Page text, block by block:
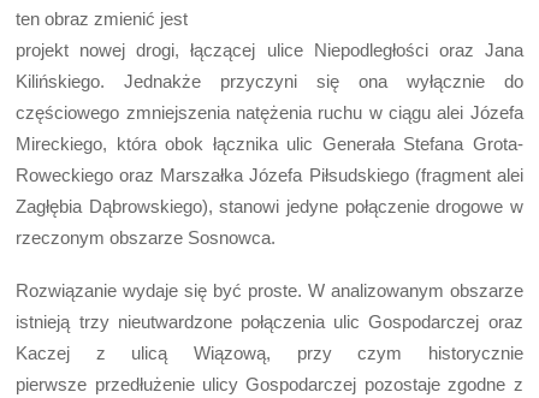
ten obraz zmienić jest
projekt nowej drogi, łączącej ulice Niepodległości oraz Jana
Kilińskiego. Jednakże przyczyni się ona wyłącznie do
częściowego zmniejszenia natężenia ruchu w ciągu alei Józefa
Mireckiego, która obok łącznika ulic Generała Stefana Grota-
Roweckiego oraz Marszałka Józefa Piłsudskiego (fragment alei
Zagłębia Dąbrowskiego), stanowi jedyne połączenie drogowe w
rzeczonym obszarze Sosnowca.
Rozwiązanie wydaje się być proste. W analizowanym obszarze
istnieją trzy nieutwardzone połączenia ulic Gospodarczej oraz
Kaczej z ulicą Wiązową, przy czym historycznie
pierwsze przedłużenie ulicy Gospodarczej pozostaje zgodne z